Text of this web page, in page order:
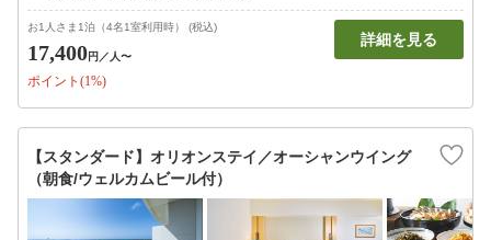
お1人さま1泊（4名1室利用時） (税込)
17,400円 ／人〜
ポイント(1%)
詳細を見る
【スタンダード】オリオンステイ／オーシャンウイング
（朝食/ウェルカムビール付）